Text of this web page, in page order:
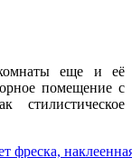
еще и её
помещение с
стилистическое